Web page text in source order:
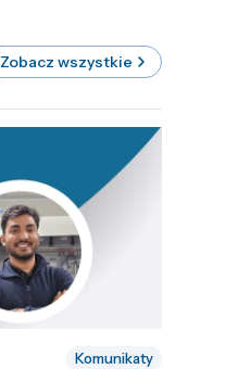
Zobacz wszystkie
Komunikaty